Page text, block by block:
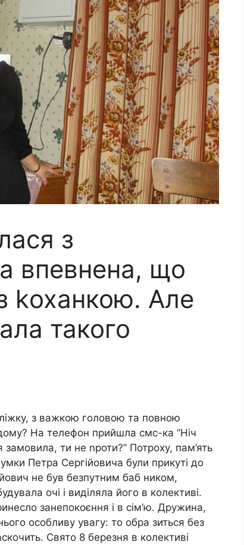
з
впевнена, що
kоханкою. Але
такого
з важкою головою та повною
На телефон прийшла смс-ка “Ніч
ти не nроти?” Потроху, пам’ять
Петра Сергійовича були прикуті до
не був безпутним баб ником,
очі і виділяла його в колективі.
занепокоєння і в сім’ю. Дружина,
особливу увагу: то обра зиться без
Свято 8 березня в колективі